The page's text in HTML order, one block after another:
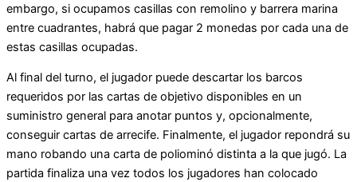
embargo, si ocupamos casillas con remolino y barrera marina
entre cuadrantes, habrá que pagar 2 monedas por cada una de
estas casillas ocupadas.
Al final del turno, el jugador puede descartar los barcos
requeridos por las cartas de objetivo disponibles en un
suministro general para anotar puntos y, opcionalmente,
conseguir cartas de arrecife. Finalmente, el jugador repondrá su
mano robando una carta de poliominó distinta a la que jugó. La
partida finaliza una vez todos los jugadores han colocado